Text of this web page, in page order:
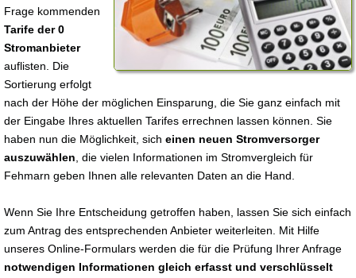
Frage kommenden
Tarife der 0
Stromanbieter
auflisten. Die
Sortierung erfolgt
nach der Höhe der möglichen Einsparung, die Sie ganz einfach mit
der Eingabe Ihres aktuellen Tarifes errechnen lassen können. Sie
haben nun die Möglichkeit, sich einen neuen Stromversorger
auszuwählen , die vielen Informationen im Stromvergleich für
Fehmarn geben Ihnen alle relevanten Daten an die Hand.
Wenn Sie Ihre Entscheidung getroffen haben, lassen Sie sich einfach
zum Antrag des entsprechenden Anbieter weiterleiten. Mit Hilfe
unseres Online-Formulars werden die für die Prüfung Ihrer Anfrage
notwendigen Informationen gleich erfasst und verschlüsselt